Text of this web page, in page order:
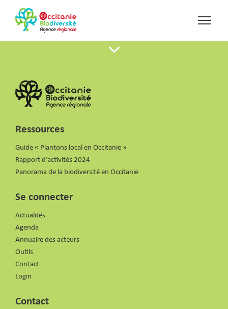
Ressources
Guide « Plantons local en Occitanie »
Rapport d’activités 2024
Panorama de la biodiversité en Occitanie
Se connecter
Actualités
Agenda
Annuaire des acteurs
Outils
Contact
Login
Contact